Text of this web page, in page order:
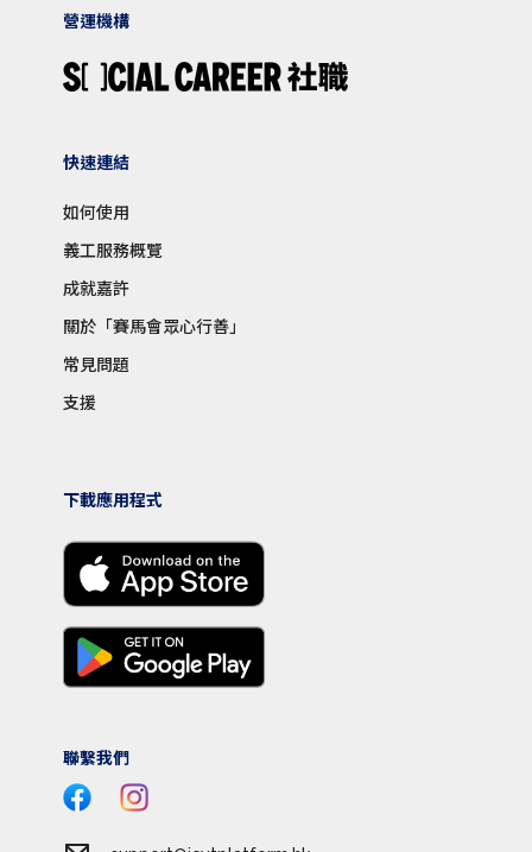
營運機構
快速連結
如何使用
義工服務概覽
成就嘉許
關於「賽馬會眾心行善」
常見問題
支援
下載應用程式
聯繫我們